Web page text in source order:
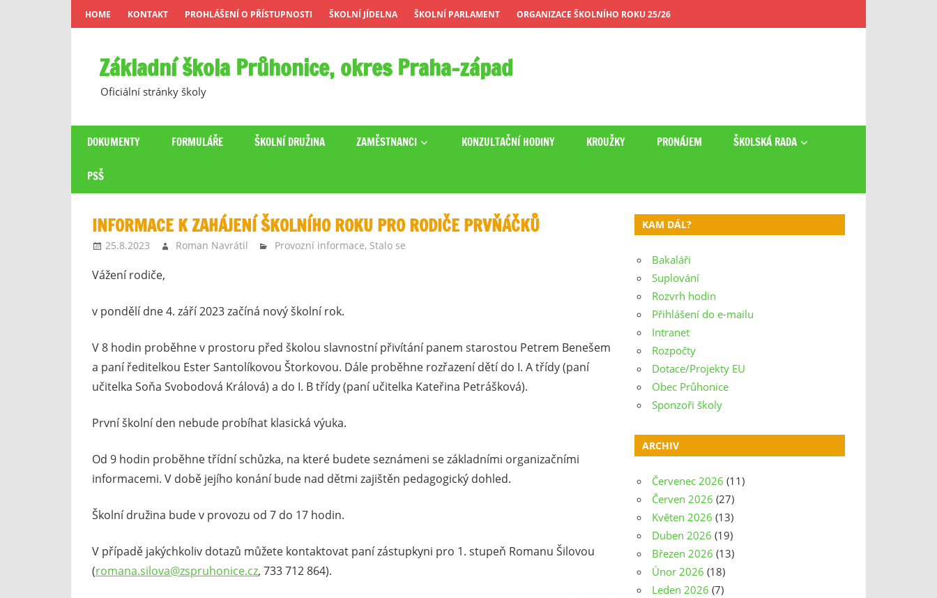
Skip
to
HOME KONTAKT PROHLÁŠENÍ O PŘÍSTUPNOSTI ŠKOLNÍ JÍDELNA ŠKOLNÍ PARLAMENT ORGANIZACE ŠKOLNÍHO ROKU 25/26
Základní škola Průhonice, okres Praha-západ
Oficiální stránky školy
DOKUMENTY FORMULÁŘE ŠKOLNÍ DRUŽINA ZAMĚSTNANCI KONZULTAČNÍ HODINY KROUŽKY PRONÁJEM ŠKOLSKÁ RADA
PSŠ
INFORMACE K ZAHÁJENÍ ŠKOLNÍHO ROKU PRO RODIČE PRVŇÁČKŮ
25.8.2023 Roman Navrátil Provozní informace, Stalo se
Vážení rodiče,
v pondělí dne 4. září 2023 začíná nový školní rok.
V 8 hodin proběhne v prostoru před školou slavnostní přivítání panem starostou Petrem Benešem
a paní ředitelkou Ester Santolíkovou Štorkovou. Dále proběhne rozřazení dětí do I. A třídy (paní
učitelka Soňa Svobodová Králová) a do I. B třídy (paní učitelka Kateřina Petrášková).
První školní den nebude probíhat klasická výuka.
Od 9 hodin proběhne třídní schůzka, na které budete seznámeni se základními organizačními
informacemi. V době jejího konání bude nad dětmi zajištěn pedagogický dohled.
Školní družina bude v provozu od 7 do 17 hodin.
V případě jakýchkoliv dotazů můžete kontaktovat paní zástupkyni pro 1. stupeň Romanu Šilovou
(romana.silova@zspruhonice.cz, 733 712 864).
KAM DÁL?
Bakaláři
Suplování
Rozvrh hodin
Přihlášení do e-mailu
Intranet
Rozpočty
Dotace/Projekty EU
Obec Průhonice
Sponzoři školy
ARCHIV
Červenec 2026 (11)
Červen 2026 (27)
Květen 2026 (13)
Duben 2026 (19)
Březen 2026 (13)
Únor 2026 (18)
Leden 2026 (7)